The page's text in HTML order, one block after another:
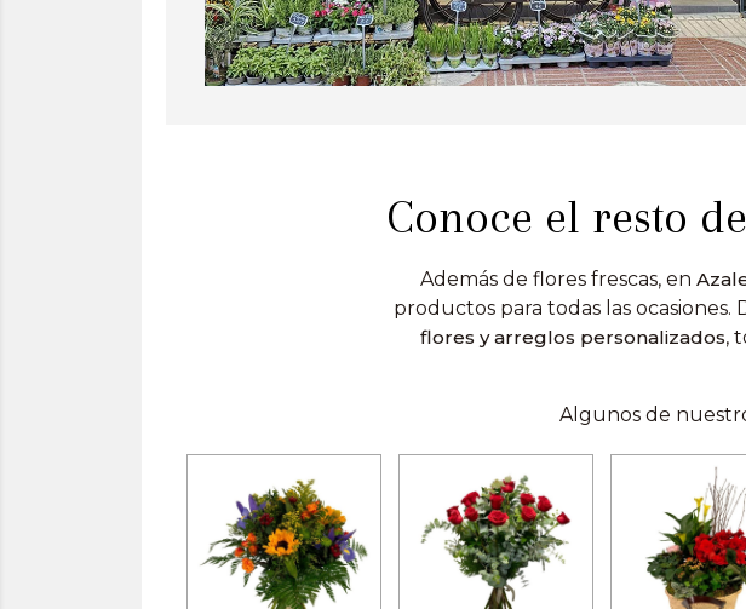
Conoce el resto
Además de flores frescas, en
productos para todas las ocasiones.
flores y arreglos personalizados,
Algunos de